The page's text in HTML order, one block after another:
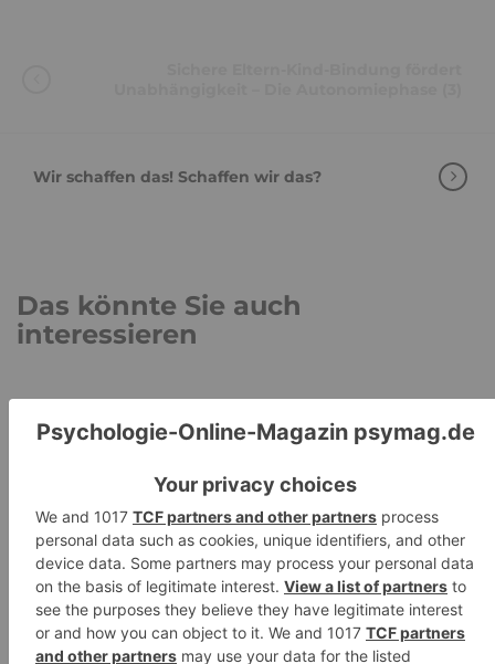
Wir schaffen das! Schaffen wir das?
Das könnte Sie auch
interessieren